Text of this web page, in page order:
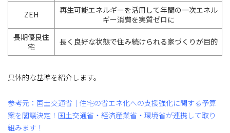
ZEH
再生可能エネルギーを活用して年間の一次エネル
ギー消費を実質ゼロに
長期優良住
宅
長く良好な状態で住み続けられる家づくりが目的
具体的な基準を紹介します。
参考元：国土交通省｜住宅の省エネ化への支援強化に関する予算
案を閣議決定！国土交通省・経済産業省・環境省が連携して取り
組みます！